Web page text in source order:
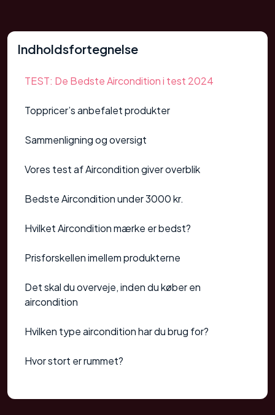
Indholdsfortegnelse
TEST: De Bedste Aircondition i test 2024
Toppricer’s anbefalet produkter
Sammenligning og oversigt
Vores test af Aircondition giver overblik
Bedste Aircondition under 3000 kr.
Hvilket Aircondition mærke er bedst?
Prisforskellen imellem produkterne
Det skal du overveje, inden du køber en
aircondition
Hvilken type aircondition har du brug for?
Hvor stort er rummet?